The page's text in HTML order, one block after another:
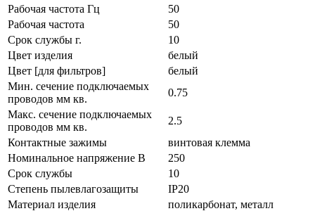
Рабочая частота Гц
50
Рабочая частота
50
Срок службы г.
10
Цвет изделия
белый
Цвет [для фильтров]
белый
Мин. сечение подключаемых
проводов мм кв.
0.75
Макс. сечение подключаемых
проводов мм кв.
2.5
Контактные зажимы
винтовая клемма
Номинальное напряжение В
250
Срок службы
10
Степень пылевлагозащиты
IP20
Материал изделия
поликарбонат, металл